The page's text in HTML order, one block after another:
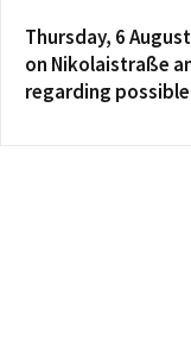
Thursday, 6
on Nikolaistraße
regarding